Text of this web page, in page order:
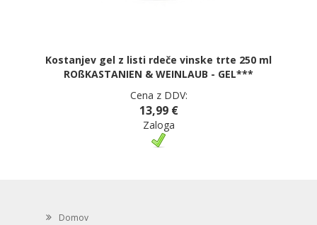
Kostanjev gel z listi rdeče vinske trte 250 ml
ROßKASTANIEN & WEINLAUB - GEL***
Cena z DDV:
13,99 €
Zaloga
Domov